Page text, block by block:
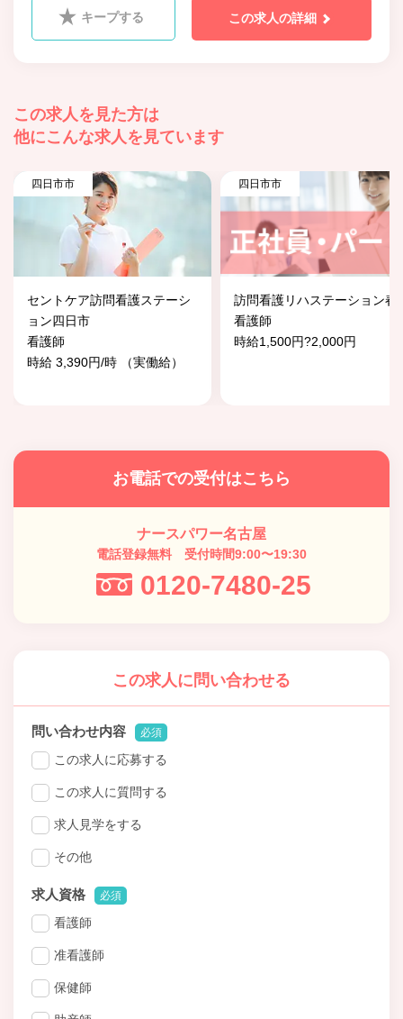
キープする この求人の詳細
この求人を見た方は
他にこんな求人を見ています
四日市市
セントケア訪問看護ステーシ
ョン四日市
看護師
時給 3,390円/時 （実働給）
四日市市
訪問看護リハステーション春
看護師
時給1,500円?2,000円
お電話での受付はこちら
ナースパワー名古屋
電話登録無料 受付時間9:00〜19:30
0120-7480-25
この求人に問い合わせる
問い合わせ内容 必須
この求人に応募する
この求人に質問する
求人見学をする
その他
求人資格 必須
看護師
准看護師
保健師